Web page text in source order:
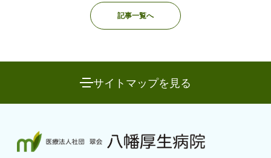
記事一覧へ
サイトマップを見る
八幡厚生病院について